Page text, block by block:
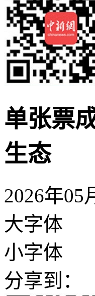
单张票
生态
2026年
大字体
小字体
分享到：